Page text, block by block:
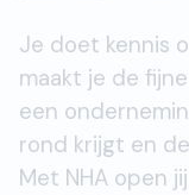
Je doet kennis
maakt je de
een
rond krijgt en
Met NHA open jij